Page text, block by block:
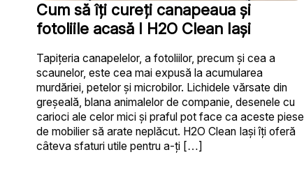
Cum să îți cureți canapeaua și
fotoliile acasă I H2O Clean Iași
Tapițeria canapelelor, a fotoliilor, precum și cea a
scaunelor, este cea mai expusă la acumularea
murdăriei, petelor și microbilor. Lichidele vărsate din
greșeală, blana animalelor de companie, desenele cu
carioci ale celor mici și praful pot face ca aceste piese
de mobilier să arate neplăcut. H2O Clean Iași îți oferă
câteva sfaturi utile pentru a-ți […]